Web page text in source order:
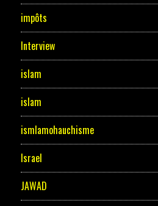
impôts
Interview
islam
islam
ismlamohauchisme
Israel
JAWAD